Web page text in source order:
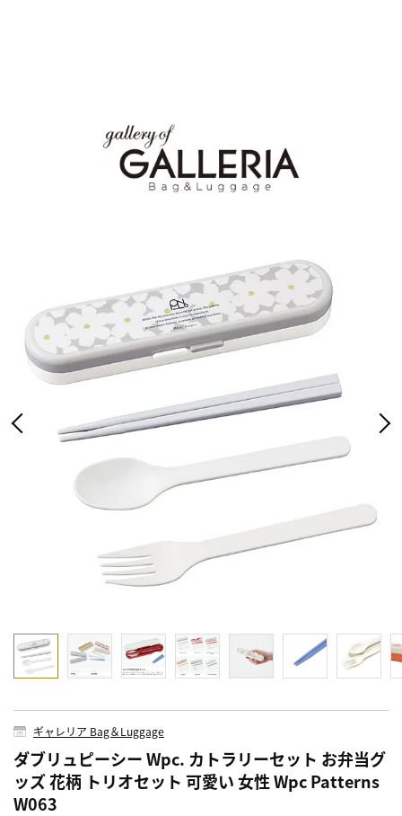
ギャレリア Bag＆Luggage
ダブリュピーシー Wpc. カトラリーセット お弁当グ
ッズ 花柄 トリオセット 可愛い 女性 Wpc Patterns
W063